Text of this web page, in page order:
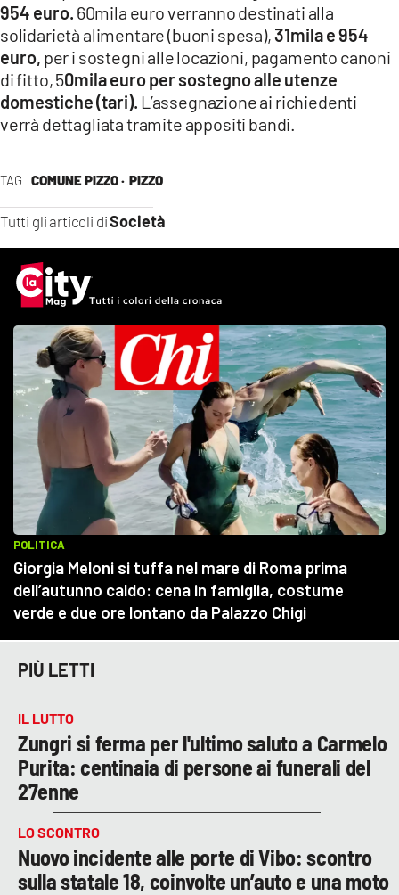
TAG COMUNE PIZZO · PIZZO
Tutti gli articoli diSocietà
954 euro. 60mila euro verranno destinati alla
solidarietà alimentare (buoni spesa),31mila e 954
euro, per i sostegni alle locazioni, pagamento canoni
di fitto, 50mila euro per sostegno alle utenze
domestiche (tari). L’assegnazione ai richiedenti
verrà dettagliata tramite appositi bandi.
PIÙ LETTI
IL LUTTO
Zungri si ferma per l'ultimo saluto a Carmelo
Purita: centinaia di persone ai funerali del
27enne
LO SCONTRO
Nuovo incidente alle porte di Vibo: scontro
sulla statale 18, coinvolte un’auto e una moto